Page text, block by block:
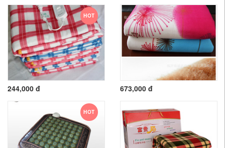
HOT
244,000 đ 673,000 đ
HOT